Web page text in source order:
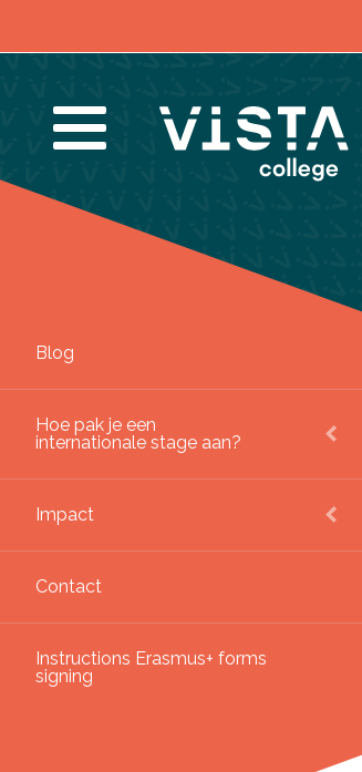
Blog
Hoe pak je een
internationale stage aan?
Impact
Contact
Instructions Erasmus+ forms
signing